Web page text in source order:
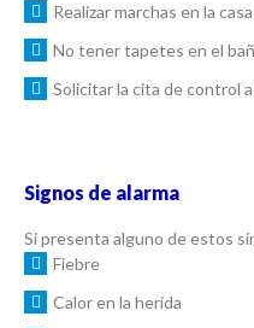
Realizar marchas en la
No tener tapetes en el
Solicitar la cita de control
Signos de alarma
Si presenta alguno de estos
Fiebre
Calor en la herida